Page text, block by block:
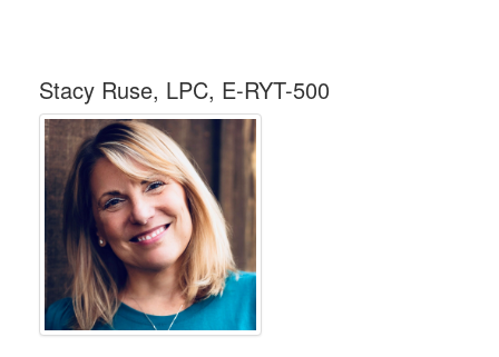
Stacy Ruse, LPC, E-RYT-500